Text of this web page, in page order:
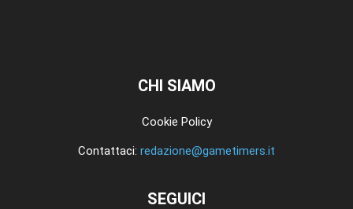
CHI SIAMO
Cookie Policy
Contattaci: redazione@gametimers.it
SEGUICI